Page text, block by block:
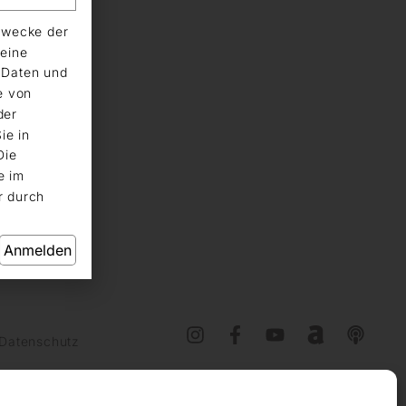
Datenschutz
der
und
von
in
im
durch
Anmelden